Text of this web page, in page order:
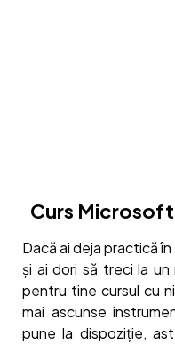
Curs
Dacă ai deja practică
și ai dori să treci la
pentru tine cursul cu
mai ascunse
pune la dispoziție,